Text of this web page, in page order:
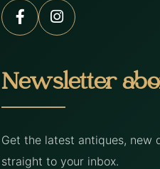
Newsletter
Get the latest antiques, new
straight to your inbox.